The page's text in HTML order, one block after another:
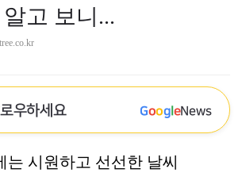
고 보니...
우하세요 GoogleNews
는 시원하고 선선한 날씨